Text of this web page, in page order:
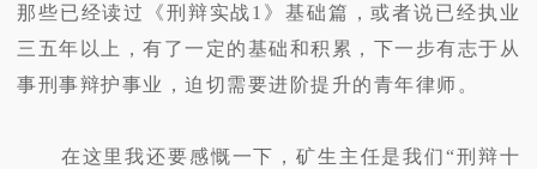
那些已经读过《刑辩实战1》基础篇，或者说已经执业
三五年以上，有了一定的基础和积累，下一步有志于从
事刑事辩护事业，迫切需要进阶提升的青年律师。
在这里我还要感慨一下，矿生主任是我们“刑辩十